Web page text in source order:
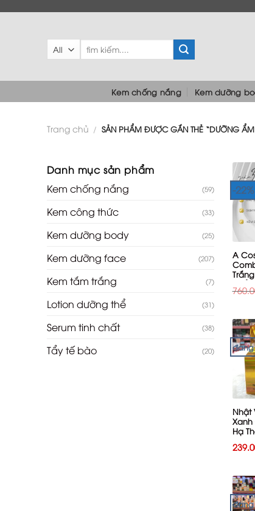
Tìm
kiếm:
Kem chống nắng Kem dưỡng
Trang chủ / SẢN PHẨM ĐƯỢC GẮN THẺ “DƯỠNG
Danh mục sản phẩm
Kem chống nắng
(59)
Kem công thức (33)
Kem dưỡng body (25)
Kem dưỡng face (207)
Kem tắm trắng (7)
Lotion dưỡng thể (31)
Serum tinh chất (38)
Tẩy tế bào (20)
-22%
A
phẩm
đang
+
Nhật
Hạ
20g
đang